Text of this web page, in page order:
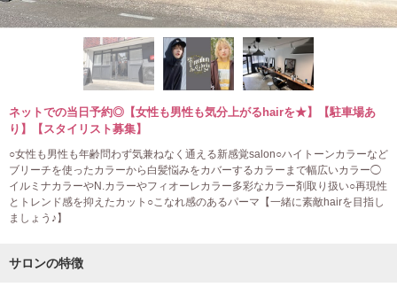
ネットでの当日予約◎【女性も男性も気分上がるhairを★】【駐車場あ
り】【スタイリスト募集】
○女性も男性も年齢問わず気兼ねなく通える新感覚salon○ハイトーンカラーなど
ブリーチを使ったカラーから白髪悩みをカバーするカラーまで幅広いカラー◯
イルミナカラーやN.カラーやフィオーレカラー多彩なカラー剤取り扱い○再現性
とトレンド感を抑えたカット○こなれ感のあるパーマ【一緒に素敵hairを目指し
ましょう♪】
サロンの特徴